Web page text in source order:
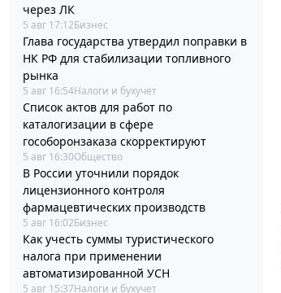
через ЛК
5 авг 17:12Бизнес
Глава государства утвердил поправки в
НК РФ для стабилизации топливного
рынка
5 авг 16:54Налоги и бухучет
Список актов для работ по
каталогизации в сфере
гособоронзаказа скорректируют
5 авг 16:30Общество
В России уточнили порядок
лицензионного контроля
фармацевтических производств
5 авг 16:02Бизнес
Как учесть суммы туристического
налога при применении
автоматизированной УСН
5 авг 15:37Налоги и бухучет